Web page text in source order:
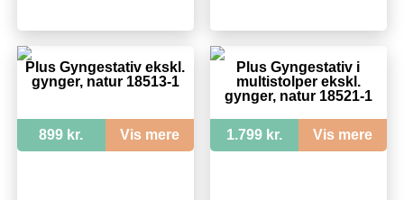
Plus Gyngestativ ekskl.
gynger, natur 18513-1
899 kr. Vis mere
Plus Gyngestativ i
multistolper ekskl.
gynger, natur 18521-1
1.799 kr. Vis mere